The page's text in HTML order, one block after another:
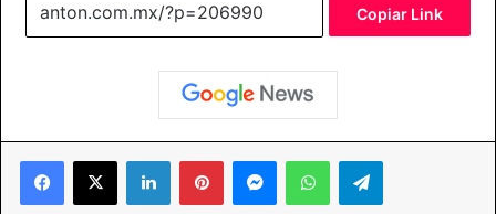
Copiar Link
Facebook
X LinkedInPinterestMessengerWhatsAppTelegram